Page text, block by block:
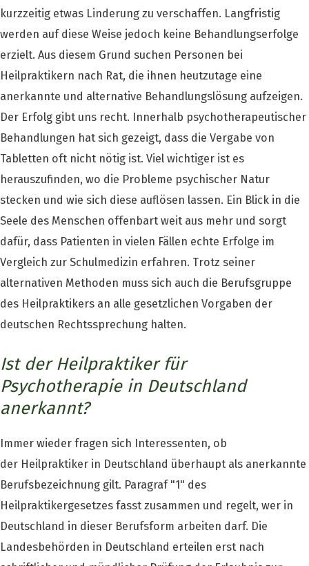
kurzzeitig etwas Linderung zu verschaffen. Langfristig
werden auf diese Weise jedoch keine Behandlungserfolge
erzielt. Aus diesem Grund suchen Personen bei
Heilpraktikern nach Rat, die ihnen heutzutage eine
anerkannte und alternative Behandlungslösung aufzeigen.
Der Erfolg gibt uns recht. Innerhalb psychotherapeutischer
Behandlungen hat sich gezeigt, dass die Vergabe von
Tabletten oft nicht nötig ist. Viel wichtiger ist es
herauszufinden, wo die Probleme psychischer Natur
stecken und wie sich diese auflösen lassen. Ein Blick in die
Seele des Menschen offenbart weit aus mehr und sorgt
dafür, dass Patienten in vielen Fällen echte Erfolge im
Vergleich zur Schulmedizin erfahren. Trotz seiner
alternativen Methoden muss sich auch die Berufsgruppe
des Heilpraktikers an alle gesetzlichen Vorgaben der
deutschen Rechtssprechung halten.
Ist der Heilpraktiker für
Psychotherapie in Deutschland
anerkannt?
Immer wieder fragen sich Interessenten, ob
der Heilpraktiker in Deutschland überhaupt als anerkannte
Berufsbezeichnung gilt. Paragraf "1" des
Heilpraktikergesetzes fasst zusammen und regelt, wer in
Deutschland in dieser Berufsform arbeiten darf. Die
Landesbehörden in Deutschland erteilen erst nach